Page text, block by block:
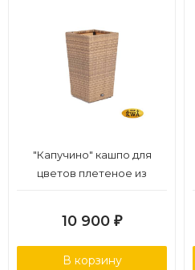
"Капучино" кашпо для
цветов плетеное из
10 900 ₽
В корзину